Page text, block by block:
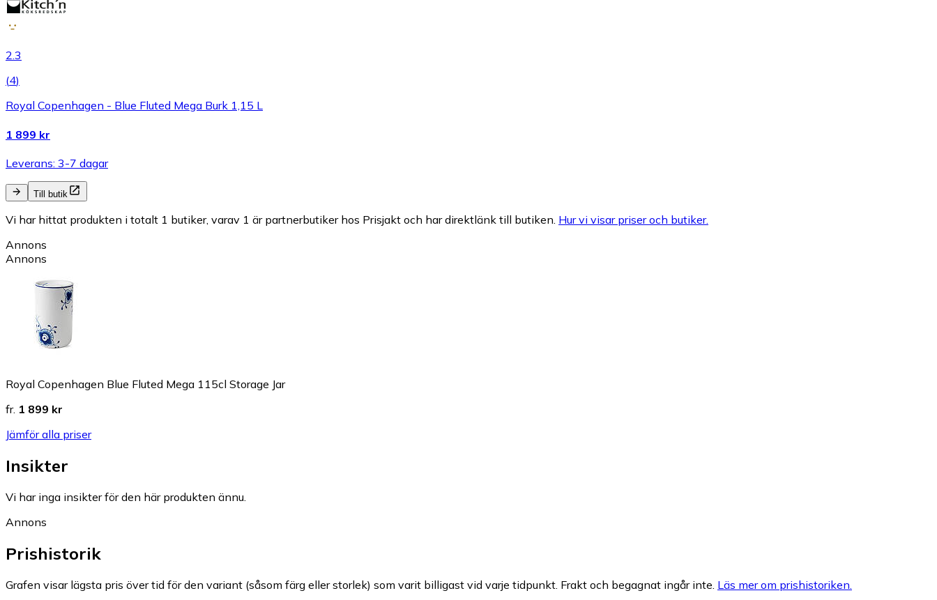
2.3
(4)
Royal Copenhagen - Blue Fluted Mega Burk 1,15 L
1 899 kr
Leverans: 3-7 dagar
Till butik
Vi har hittat produkten i totalt 1 butiker, varav 1 är partnerbutiker hos Prisjakt och har direktlänk till butiken. Hur vi visar priser och butiker.
Annons
Annons
Royal Copenhagen Blue Fluted Mega 115cl Storage Jar
fr. 1 899 kr
Jämför alla priser
Insikter
Vi har inga insikter för den här produkten ännu.
Annons
Prishistorik
Grafen visar lägsta pris över tid för den variant (såsom färg eller storlek) som varit billigast vid varje tidpunkt. Frakt och begagnat ingår inte. Läs mer om prishistoriken.